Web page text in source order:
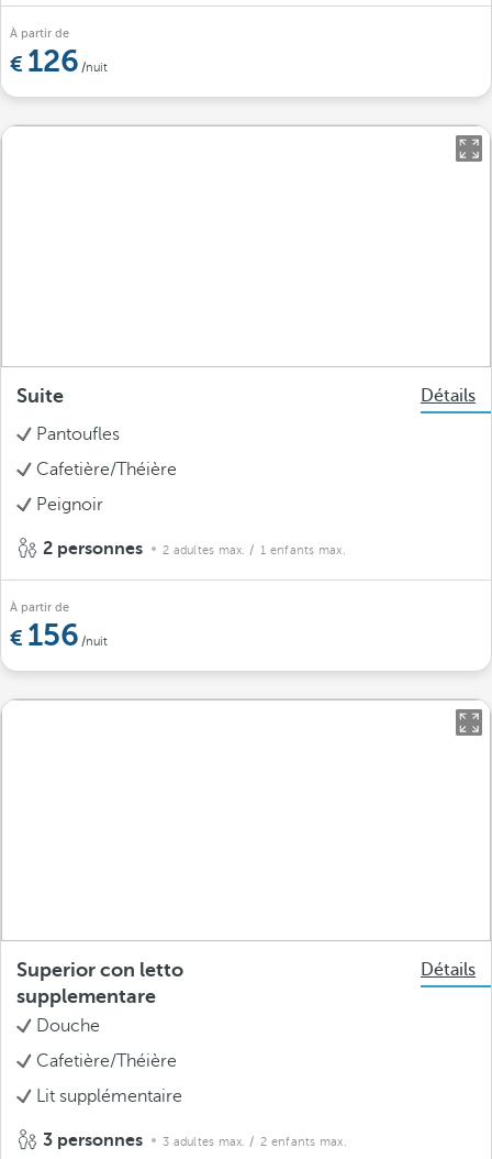
À partir de
126 /nuit
Suite
Détails
Pantoufles
Cafetière/Théière
Peignoir
2 personnes 2 adultes max. / 1 enfants max.
À partir de
156 /nuit
Superior con letto
supplementare
Détails
Douche
Cafetière/Théière
Lit supplémentaire
3 personnes 3 adultes max. / 2 enfants max.